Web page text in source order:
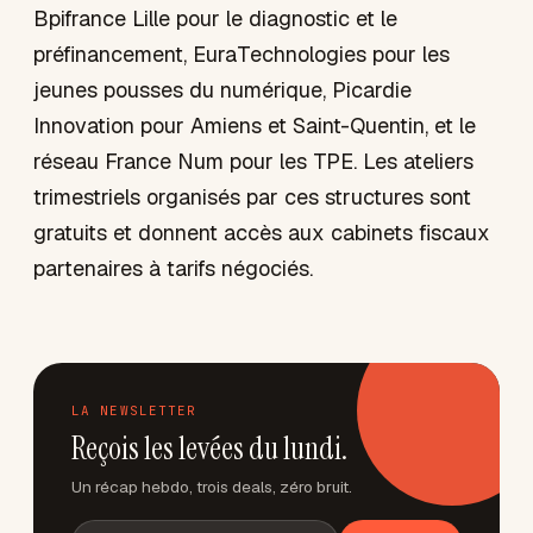
Bpifrance Lille pour le diagnostic et le
préfinancement, EuraTechnologies pour les
jeunes pousses du numérique, Picardie
Innovation pour Amiens et Saint-Quentin, et le
réseau France Num pour les TPE. Les ateliers
trimestriels organisés par ces structures sont
gratuits et donnent accès aux cabinets fiscaux
partenaires à tarifs négociés.
LA NEWSLETTER
Reçois les levées du lundi.
Un récap hebdo, trois deals, zéro bruit.